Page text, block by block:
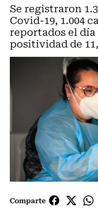
Se registraron
Covid-19, 1.004
reportados el
positividad de
Comparte